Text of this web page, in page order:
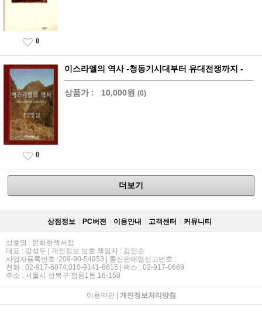
0
이스라엘의 역사 -청동기시대부터 유대전쟁까지 -
상품가 : 10,000원 (0)
0
더보기
상점정보 PC버젼 이용안내 고객센터 커뮤니티
상호명 : 문화헌책서점
대표 : 강성두 | 개인정보 보호 책임자 : 김인순
사업자등록번호 :209-90-54953 | 통신판매업신고번호 :
전화 : 02-917-6874,010-9141-6615 | 팩스 : 02-917-0669
주소 : 서울시 성북구 정릉1동 16-158
이용약관| 개인정보처리방침